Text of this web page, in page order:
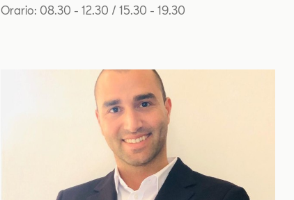
Orario: 08.30 - 12.30 / 15.30 - 19.30